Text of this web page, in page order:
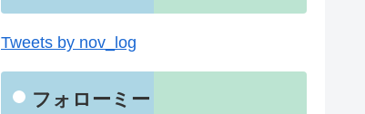
Tweets by nov_log
フォローミー